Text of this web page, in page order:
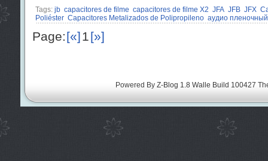
Tags: jb capacitores de filme capacitores de filme X2 JFA JFB JFX
Poliéster Capacitores Metalizados de Polipropileno аудио
Page:[«]1[»]
Powered By Z-Blog 1.8 Walle Build 100427